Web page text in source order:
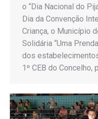
o “Dia Nacional do
Dia da Convenção
Criança, o Município
Solidária “Uma
dos
1º CEB do Concelho,